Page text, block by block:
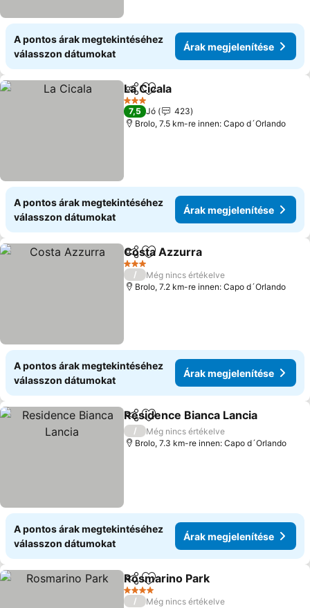
A pontos árak megtekintéséhez
válasszon dátumokat
Árak megjelenítése
MegosztásHozzáadás a kedvencekhez
La Cicala
3 Kategória
7,5 Jó
423
Brolo, 7.5 km-re innen: Capo d´Orlando
A pontos árak megtekintéséhez
válasszon dátumokat
Árak megjelenítése
Megosztás
Hozzáadás a kedvencekhez
Costa Azzurra
3 Kategória
/
Még nincs értékelve
Brolo, 7.2 km-re innen: Capo d´Orlando
A pontos árak megtekintéséhez
válasszon dátumokat
Árak megjelenítése
Megosztás
Hozzáadás a kedvencekhez
Residence Bianca Lancia
/
Még nincs értékelve
Brolo, 7.3 km-re innen: Capo d´Orlando
A pontos árak megtekintéséhez
válasszon dátumokat
Árak megjelenítése
Megosztás
Hozzáadás a kedvencekhez
Rosmarino Park
4 Kategória
/ Még nincs értékelve